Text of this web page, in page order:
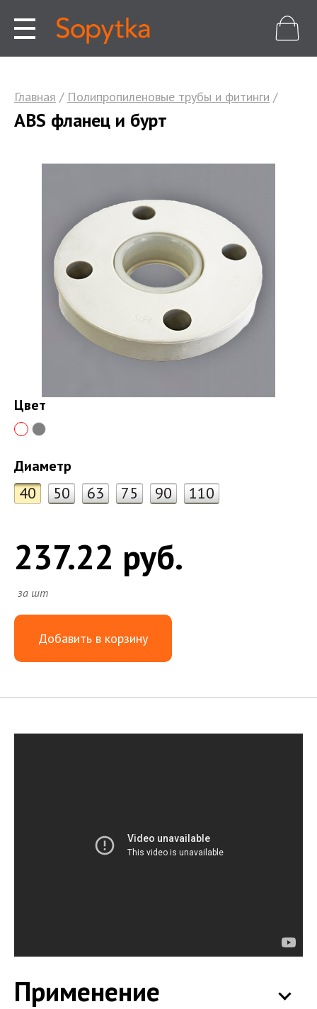
Главная / Полипропиленовые трубы и фитинги /
ABS фланец и бурт
Цвет
Диаметр
40 50 63 75 90 110
237.22 руб.
за шт
Добавить в корзину
Применение